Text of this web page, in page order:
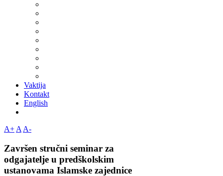
Vaktija
Kontakt
English
A+ A A-
Završеn stručni seminar za
odgajatelje u predškolskim
ustanovama Islamske zajednice